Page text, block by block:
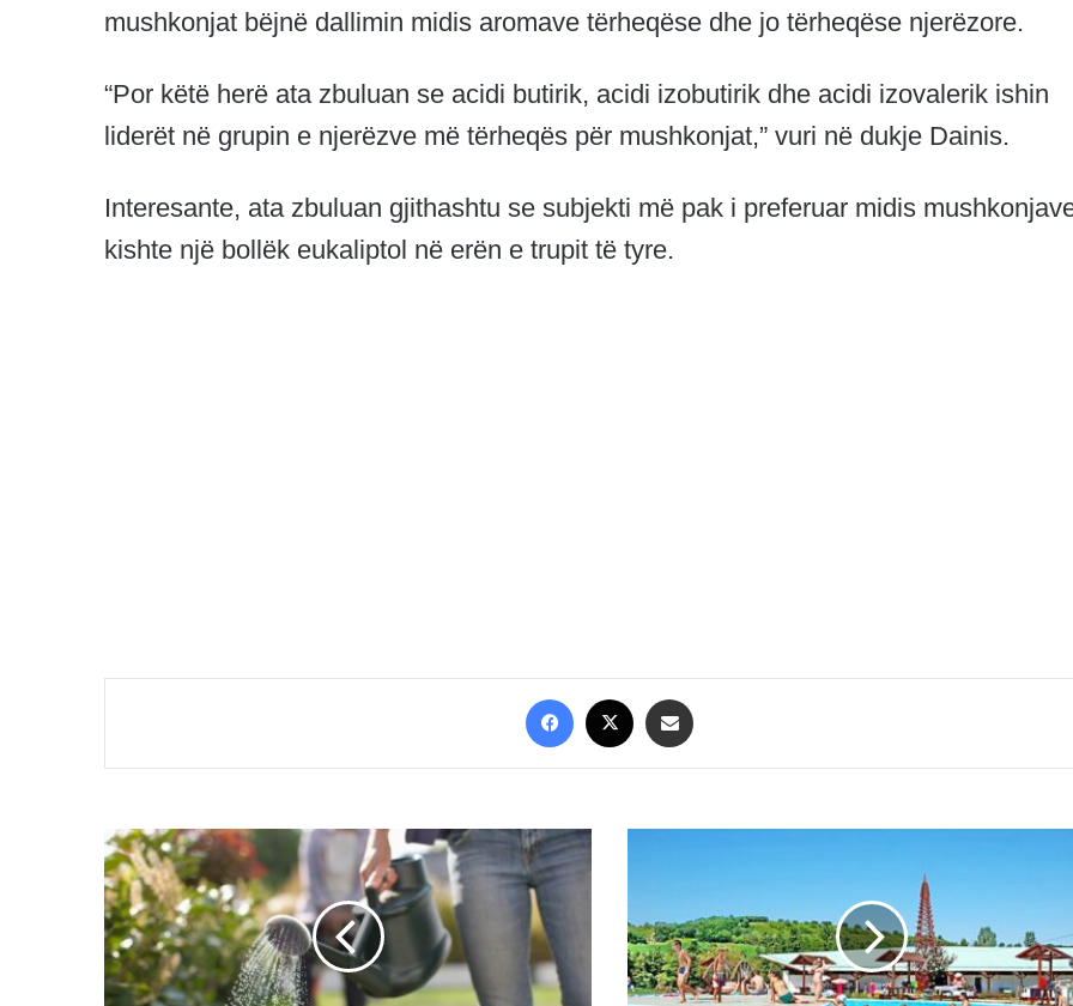
mushkonjat bëjnë dallimin midis aromave tërheqëse dhe jo tërheqëse njerëzore.
“Por këtë herë ata zbuluan se acidi butirik, acidi izobutirik dhe acidi izovalerik ishin
liderët në grupin e njerëzve më tërheqës për mushkonjat,” vuri në dukje Dainis.
Interesante, ata zbuluan gjithashtu se subjekti më pak i preferuar midis
kishte një bollëk eukaliptol në erën e trupit të tyre.
Facebook
Cila
është
koha
më
e
mirë
për
freskimit,
pishinat
të